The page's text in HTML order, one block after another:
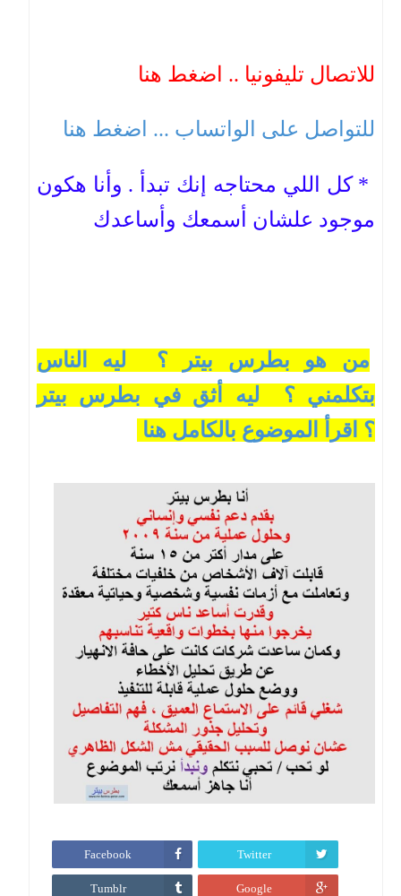
للاتصال تليفونيا .. اضغط هنا
للتواصل على الواتساب ... اضغط هنا
* كل اللي محتاجه إنك تبدأ . وأنا هكون
موجود علشان أسمعك وأساعدك
من هو بطرس بيتر ؟ ليه الناس
بتكلمني ؟ ليه أثق في بطرس بيتر
؟ اقرأ الموضوع بالكامل هنا
Twitter
Facebook
Google
Tumblr